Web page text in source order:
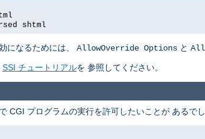
shtml
になるためには、 AllowOverride Options と
SSI チュートリアルを 参照してください。
CGI プログラムの実行を許可したいことが あるで